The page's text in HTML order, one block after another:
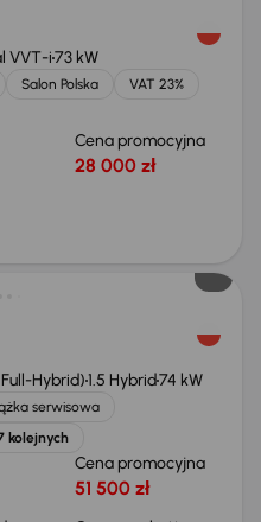
VVT-i73 kW
Salon Polska
VAT 23%
Cena promocyjna
28 000 zł
Hybrid)1.5 Hybrid74 kW
serwisowa
kolejnych
Cena promocyjna
51 500 zł